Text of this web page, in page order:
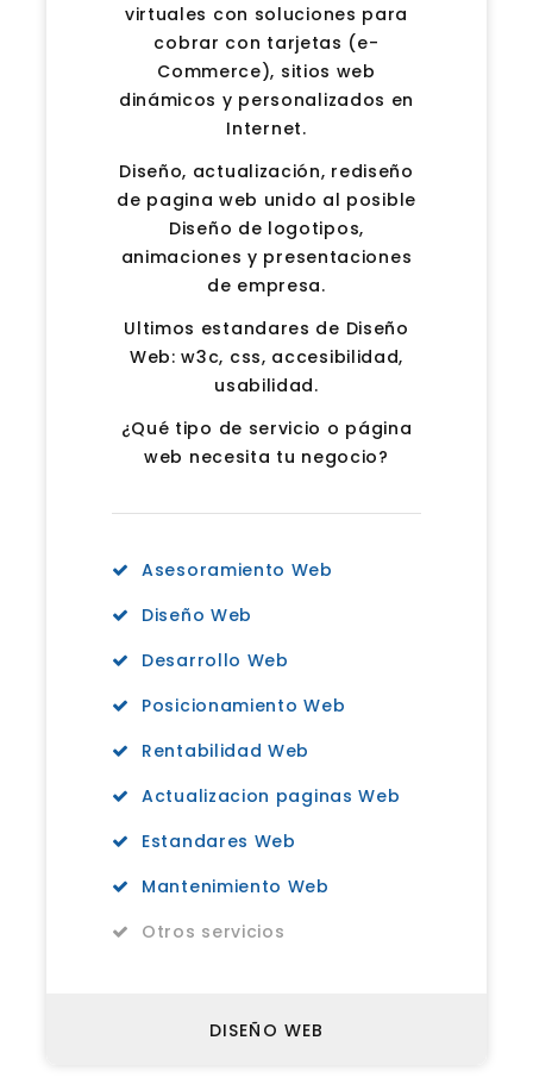
virtuales con soluciones para
cobrar con tarjetas (e-
Commerce), sitios web
dinámicos y personalizados en
Internet.
Diseño, actualización, rediseño
de pagina web unido al posible
Diseño de logotipos,
animaciones y presentaciones
de empresa.
Ultimos estandares de Diseño
Web: w3c, css, accesibilidad,
usabilidad.
¿Qué tipo de servicio o página
web necesita tu negocio?
Asesoramiento Web
Diseño Web
Desarrollo Web
Posicionamiento Web
Rentabilidad Web
Actualizacion paginas Web
Estandares Web
Mantenimiento Web
Otros servicios
DISEÑO WEB